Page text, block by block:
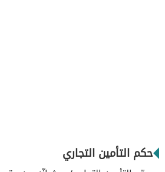
حكم التأمين التجاري